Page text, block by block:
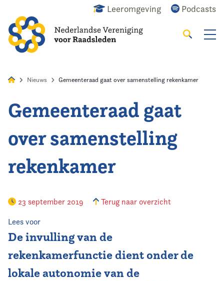
Leeromgeving Podcasts
Zoeken
Home
Agenda
Nieuws
Vereniging
Contact
Nieuws Gemeenteraad gaat over samenstelling rekenkamer
Gemeenteraad gaat
over samenstelling
rekenkamer
23 september 2019 Terug naar overzicht
Lees voor
De invulling van de
rekenkamerfunctie dient onder de
lokale autonomie van de